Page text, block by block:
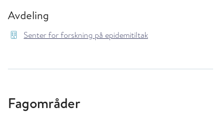
Avdeling
Senter for forskning på epidemitiltak
Fagområder